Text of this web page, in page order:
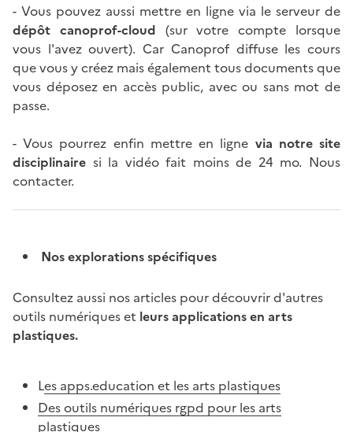
- Vous pouvez aussi mettre en ligne via le serveur de
dépôt canoprof-cloud (sur votre compte lorsque
vous l'avez ouvert). Car Canoprof diffuse les cours
que vous y créez mais également tous documents que
vous déposez en accès public, avec ou sans mot de
passe.
- Vous pourrez enfin mettre en ligne via notre site
disciplinaire si la vidéo fait moins de 24 mo. Nous
contacter.
Nos explorations spécifiques
Consultez aussi nos articles pour découvrir d'autres
outils numériques et leurs applications en arts
plastiques.
Les apps.education et les arts plastiques
Des outils numériques rgpd pour les arts
plastiques